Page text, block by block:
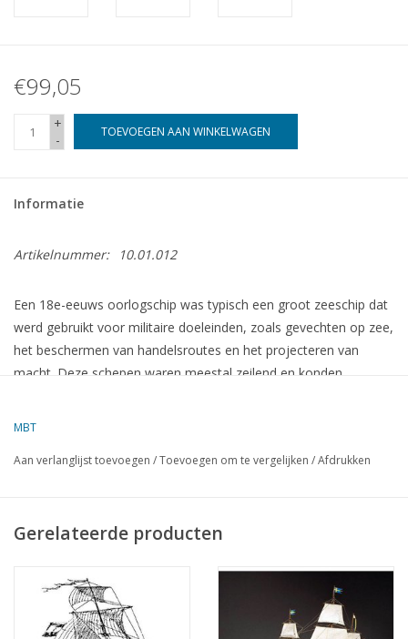
€99,05
+
-
TOEVOEGEN AAN WINKELWAGEN
Informatie
Artikelnummer: 10.01.012
Een 18e-eeuws oorlogschip was typisch een groot zeeschip dat
werd gebruikt voor militaire doeleinden, zoals gevechten op zee,
het beschermen van handelsroutes en het projecteren van
macht. Deze schepen waren meestal zeilend en konden
bereik- en vuurbereiken.
Er waren verschillende types oorlogsschepen in de 18e eeuw,
Lijnschepen (Ship of the Line)
– Dit was het grootste type
MBT
Aan verlanglijst toevoegen /Toevoegen om te vergelijken /Afdrukken
Gerelateerde producten